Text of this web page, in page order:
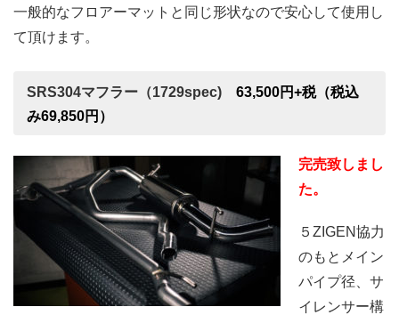
一般的なフロアーマットと同じ形状なので安心して使用し
て頂けます。
SRS304マフラー（1729spec) 63,500円+税（税込
み69,850円）
完売致しまし
た。
５ZIGEN協力
のもとメイン
パイプ径、サ
イレンサー構